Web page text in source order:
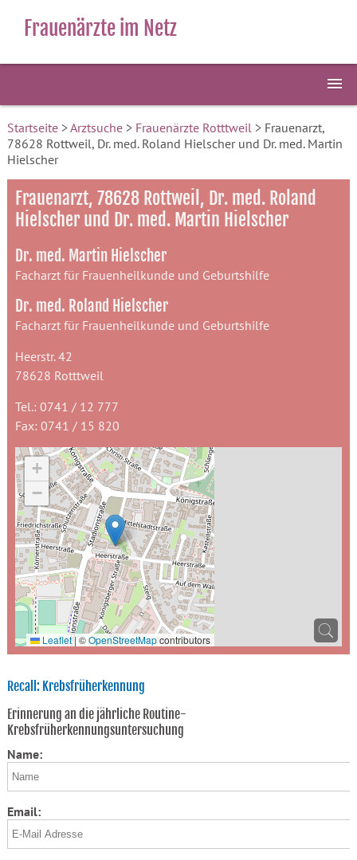
Frauenärzte im Netz
Startseite>Arztsuche> Frauenärzte Rotttweil> Frauenarzt,
78628 Rottweil, Dr. med. Roland Hielscher und Dr. med. Martin
Hielscher
Frauenarzt, 78628 Rottweil, Dr. med. Roland
Hielscher und Dr. med. Martin Hielscher
Dr. med. Martin Hielscher
Facharzt für Frauenheilkunde und Geburtshilfe
Dr. med. Roland Hielscher
Facharzt für Frauenheilkunde und Geburtshilfe
Heerstr. 42
78628 Rotttweil
Tel.: 0741 / 12 777
Fax: 0741 / 15 820
+
−
Leaflet| ©OpenStreetMapcontributors
Recall: Krebsfrüherkennung
Erinnerung an die jährliche Routine-
Krebsfrüherkennungsuntersuchung
Name:
Email: